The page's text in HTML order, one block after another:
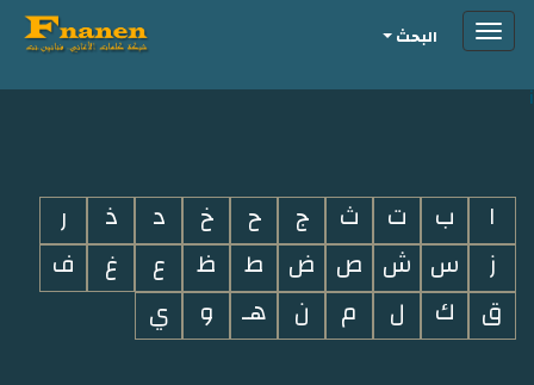
i
Toggleالبحث
ا ب ت ث ج ح خ د ذ
ر
ز
س ش ص ض ط ظ ع غ
ف
ق
ك ل م ن هـ و ي